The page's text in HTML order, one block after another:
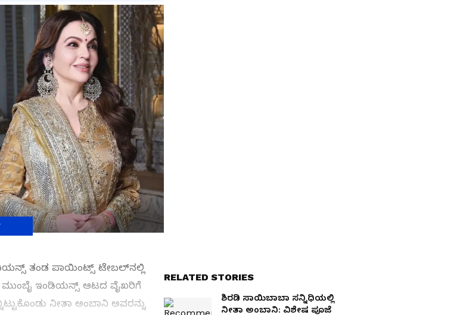
ತಂಡ ಪಾಯಿಂಟ್ಸ್ ಟೇಬಲ್‌ನಲ್ಲಿ
ಮುಂಬೈ ಇಂಡಿಯನ್ಸ್ ಆಟದ ವೈಖರಿಗೆ
ನೀತಾ ಅಂಬಾನಿ ಅವರನ್ನು
RELATED STORIES
ಶಿರಡಿ ಸಾಯಿಬಾಬಾ ಸನ್ನಿಧಿಯಲ್ಲಿ
ನೀತಾ ಅಂಬಾನಿ: ವಿಶೇಷ ಪೂಜೆ